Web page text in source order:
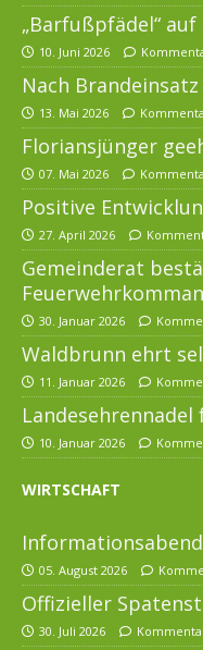
„Barfußpfädel“
10. Juni 2026
Nach
13. Mai 2026
Floriansjünger
07. Mai 2026
Positive
27. April 2026
Gemeinderat
30. Januar 2026
Waldbrunn ehrt
11. Januar 2026
10. Januar 2026
WIRTSCHAFT
05. August 2026
Offizieller
30. Juli 2026